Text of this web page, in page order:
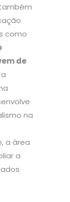
como
de
na
a área
a